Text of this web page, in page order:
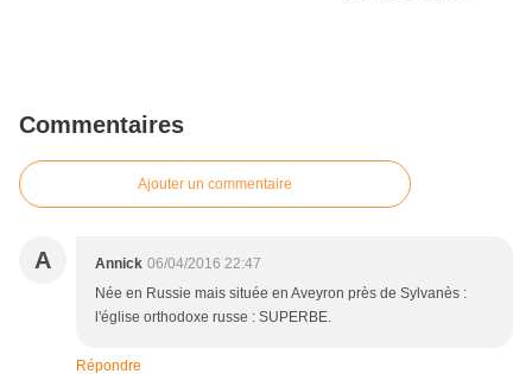
Commentaires
Ajouter un commentaire
A Annick 06/04/2016 22:47
Née en Russie mais située en Aveyron près de Sylvanès :
l'église orthodoxe russe : SUPERBE.
Répondre